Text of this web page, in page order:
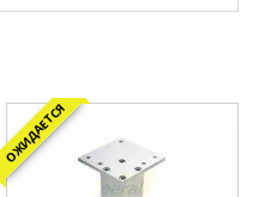
ОЖИДАЕТСЯ